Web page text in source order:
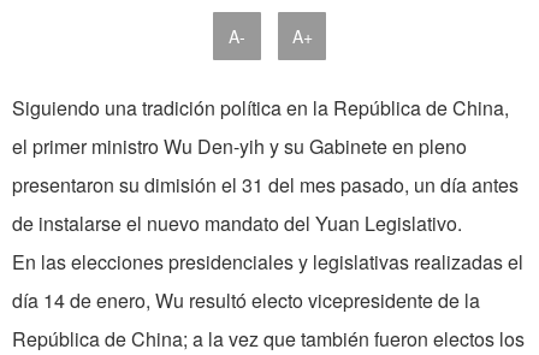
A- A+
Siguiendo una tradición política en la República de China,
el primer ministro Wu Den-yih y su Gabinete en pleno
presentaron su dimisión el 31 del mes pasado, un día antes
de instalarse el nuevo mandato del Yuan Legislativo.
En las elecciones presidenciales y legislativas realizadas el
día 14 de enero, Wu resultó electo vicepresidente de la
República de China; a la vez que también fueron electos los